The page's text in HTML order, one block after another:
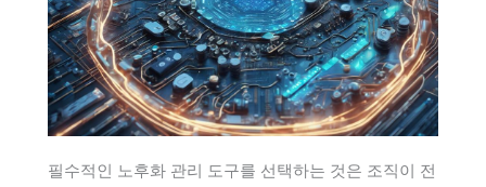
필수적인 노후화 관리 도구를 선택하는 것은 조직이 전